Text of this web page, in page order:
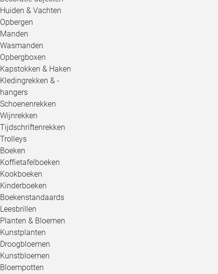
Huiden & Vachten
Opbergen
Manden
Wasmanden
Opbergboxen
Kapstokken & Haken
Kledingrekken & -
hangers
Schoenenrekken
Wijnrekken
Tijdschriftenrekken
Trolleys
Boeken
Koffietafelboeken
Kookboeken
Kinderboeken
Boekenstandaards
Leesbrillen
Planten & Bloemen
Kunstplanten
Droogbloemen
Kunstbloemen
Bloempotten